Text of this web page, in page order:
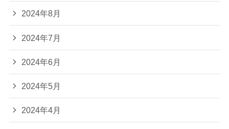
2024年8月
2024年7月
2024年6月
2024年5月
2024年4月